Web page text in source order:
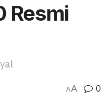
Resmi
AA 0